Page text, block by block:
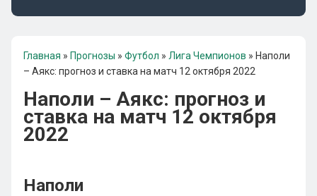
Главная » Прогнозы » Футбол » Лига Чемпионов » Наполи
– Аякс: прогноз и ставка на матч 12 октября 2022
Наполи – Аякс: прогноз и
ставка на матч 12 октября
2022
Наполи